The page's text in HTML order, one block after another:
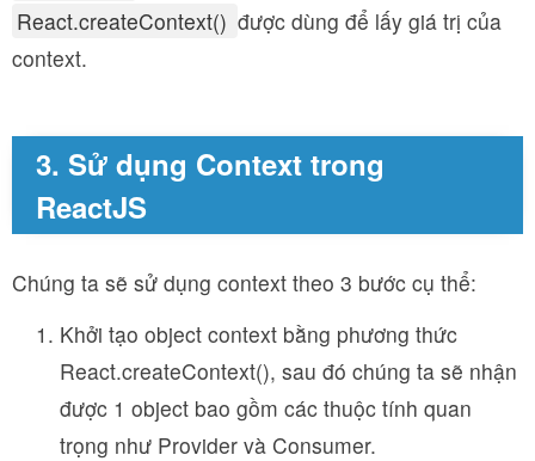
React.createContext() được dùng để lấy giá trị của
context.
3. Sử dụng Context trong
ReactJS
Chúng ta sẽ sử dụng context theo 3 bước cụ thể:
Khởi tạo object context bằng phương thức
React.createContext(), sau đó chúng ta sẽ nhận
được 1 object bao gồm các thuộc tính quan
trọng như Provider và Consumer.